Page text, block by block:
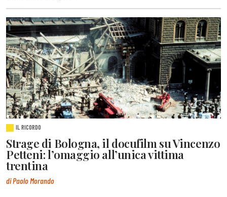
IL RICORDO
Strage di Bologna, il docufilm su Vincenzo
Petteni: l’omaggio all’unica vittima
trentina
di Paolo Morando